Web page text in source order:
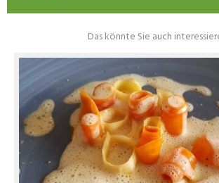
Das könnte Sie auch